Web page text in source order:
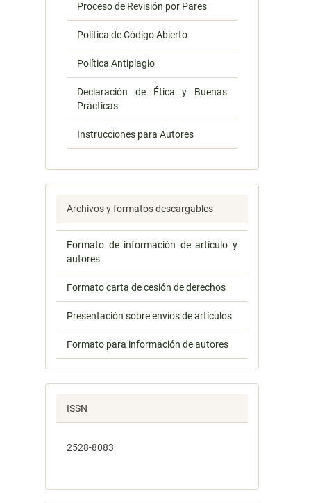
Proceso de Revisión por Pares
Política de Código Abierto
Política Antiplagio
Declaración de Ética y Buenas
Prácticas
Instrucciones para Autores
Archivos y formatos descargables
Formato de información de artículo y
autores
Formato carta de cesión de derechos
Presentación sobre envíos de artículos
Formato para información de autores
ISSN
2528-8083